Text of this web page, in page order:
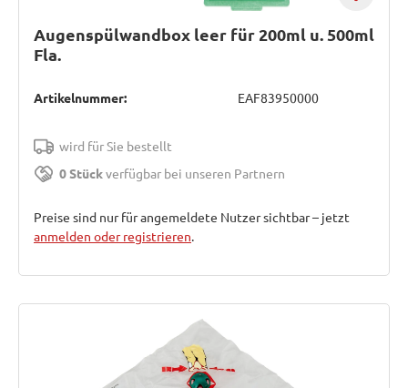
Augenspülwandbox leer für 200ml u. 500ml
Fla.
Artikelnummer: EAF83950000
wird für Sie bestellt
0 Stückverfügbar bei unseren Partnern
Preise sind nur für angemeldete Nutzer sichtbar – jetzt
anmelden oder registrieren.